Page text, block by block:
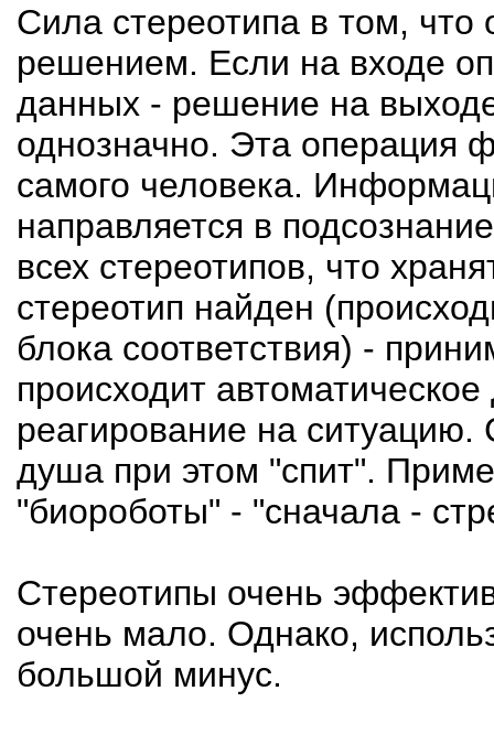
Сила стереотипа в том, что
решением. Если на входе
данных - решение на
однозначно. Эта операция
самого человека.
направляется в
всех стереотипов, что
стереотип найден
блока соответствия) -
происходит
реагирование на ситуацию.
душа при этом "спит".
"биороботы" - "сначала -
Стереотипы очень
очень мало. Однако,
большой минус.